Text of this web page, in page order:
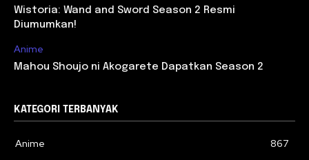
Wistoria: Wand and Sword Season 2 Resmi
Diumumkan!
Anime
Mahou Shoujo ni Akogarete Dapatkan Season 2
KATEGORI TERBANYAK
Anime
867